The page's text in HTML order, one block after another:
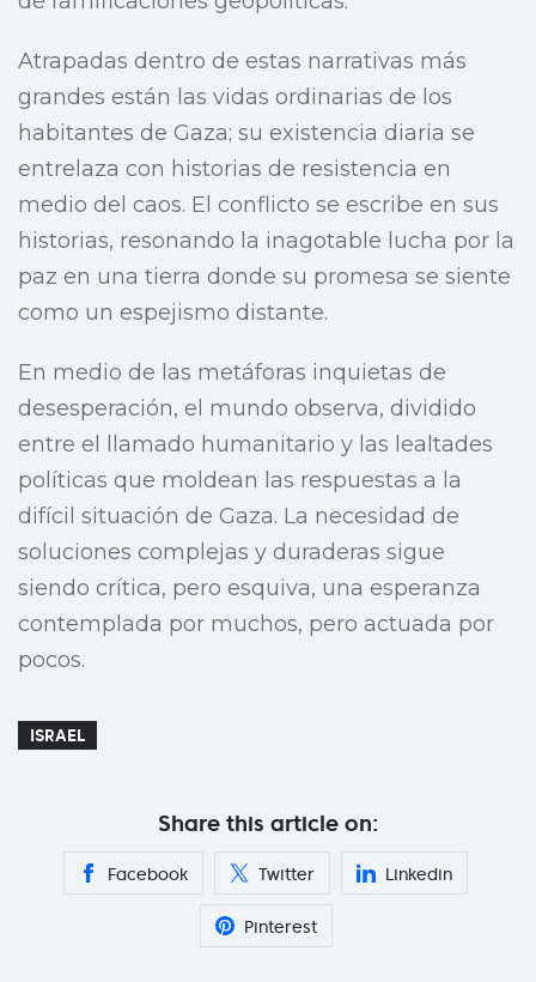
Atrapadas dentro de estas narrativas más
grandes están las vidas ordinarias de los
habitantes de Gaza; su existencia diaria se
entrelaza con historias de resistencia en
medio del caos. El conflicto se escribe en sus
historias, resonando la inagotable lucha por la
paz en una tierra donde su promesa se siente
como un espejismo distante.
En medio de las metáforas inquietas de
desesperación, el mundo observa, dividido
entre el llamado humanitario y las lealtades
políticas que moldean las respuestas a la
difícil situación de Gaza. La necesidad de
soluciones complejas y duraderas sigue
siendo crítica, pero esquiva, una esperanza
contemplada por muchos, pero actuada por
pocos.
ISRAEL
Share this article on:
Facebook Twitter Linkedin
Pinterest